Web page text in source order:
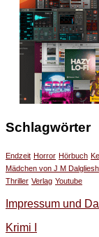
Schlagwörter
Endzeit Horror Hörbuch
Mädchen von J M Dalgliesh
Thriller Verlag Youtube
Impressum und
Krimi I